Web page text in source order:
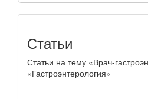
Статьи
Статьи на тему «Врач-
«Гастроэнтерология»